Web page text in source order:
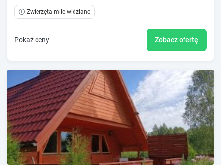
Zwierzęta mile widziane
Pokaż ceny Zobacz ofertę